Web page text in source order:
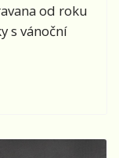
od roku
s vánoční